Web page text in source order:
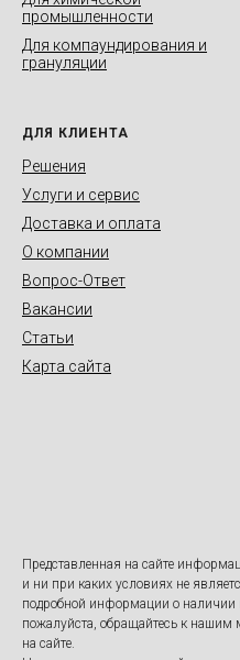
промышленности
Для компаундирования и
грануляции
ДЛЯ КЛИЕНТА
Решения
Услуги и сервис
Доставка и оплата
О компании
Вопрос-Ответ
Вакансии
Статьи
Карта сайта
Представленная на сайте
и ни при каких условиях не
подробной информации о наличии
пожалуйста, обращайтесь к
на сайте.